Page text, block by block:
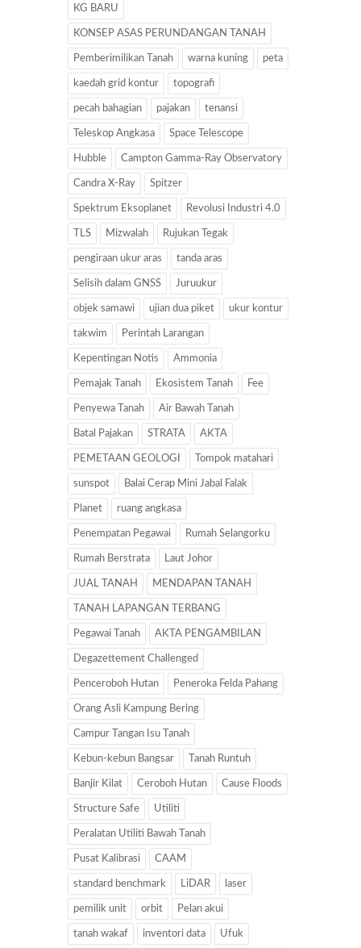
KG BARU
KONSEP ASAS PERUNDANGAN TANAH
Pemberimilikan Tanah warna kuning peta
kaedah grid kontur topografi
pecah bahagian pajakan tenansi
Teleskop Angkasa Space Telescope
Hubble Campton Gamma-Ray Observatory
Candra X-Ray Spitzer
Spektrum Eksoplanet Revolusi Industri 4.0
TLS Mizwalah Rujukan Tegak
pengiraan ukur aras tanda aras
Selisih dalam GNSS Juruukur
objek samawi ujian dua piket ukur kontur
takwim Perintah Larangan
Kepentingan Notis Ammonia
Pemajak Tanah Ekosistem Tanah Fee
Penyewa Tanah Air Bawah Tanah
Batal Pajakan STRATA AKTA
PEMETAAN GEOLOGI Tompok matahari
sunspot Balai Cerap Mini Jabal Falak
Planet ruang angkasa
Penempatan Pegawai Rumah Selangorku
Rumah Berstrata Laut Johor
JUAL TANAH MENDAPAN TANAH
TANAH LAPANGAN TERBANG
Pegawai Tanah AKTA PENGAMBILAN
Degazettement Challenged
Penceroboh Hutan Peneroka Felda Pahang
Orang Asli Kampung Bering
Campur Tangan Isu Tanah
Kebun-kebun Bangsar Tanah Runtuh
Banjir Kilat Ceroboh Hutan Cause Floods
Structure Safe Utiliti
Peralatan Utiliti Bawah Tanah
Pusat Kalibrasi CAAM
standard benchmark LiDAR laser
pemilik unit orbit Pelan akui
tanah wakaf inventori data Ufuk